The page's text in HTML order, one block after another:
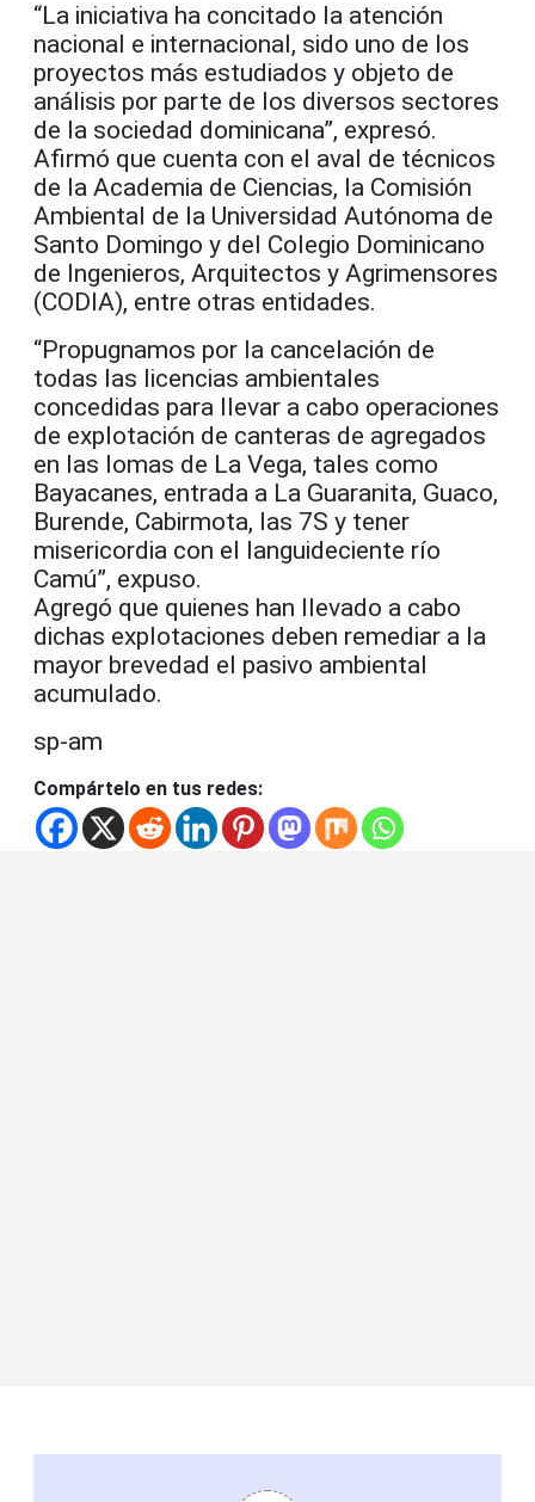
“La iniciativa ha concitado la atención
nacional e internacional, sido uno de los
proyectos más estudiados y objeto de
análisis por parte de los diversos sectores
de la sociedad dominicana”, expresó.
Afirmó que cuenta con el aval de técnicos
de la Academia de Ciencias, la Comisión
Ambiental de la Universidad Autónoma de
Santo Domingo y del Colegio Dominicano
de Ingenieros, Arquitectos y Agrimensores
(CODIA), entre otras entidades.
“Propugnamos por la cancelación de
todas las licencias ambientales
concedidas para llevar a cabo operaciones
de explotación de canteras de agregados
en las lomas de La Vega, tales como
Bayacanes, entrada a La Guaranita, Guaco,
Burende, Cabirmota, las 7S y tener
misericordia con el languideciente río
Camú”, expuso.
Agregó que quienes han llevado a cabo
dichas explotaciones deben remediar a la
mayor brevedad el pasivo ambiental
acumulado.
sp-am
Compártelo en tus redes: